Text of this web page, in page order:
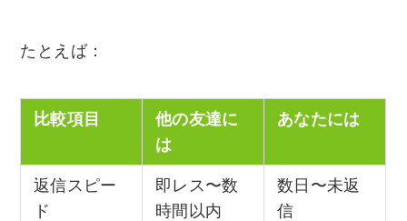
たとえば：
比較項目
他の友達に
は
あなたには
返信スピー
ド
即レス〜数
時間以内
数日〜未返
信